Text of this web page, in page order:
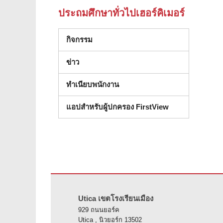
ประถมศึกษาทั่วไปเฮอร์คิเมอร์
กิจกรรม
ข่าว
ทําเนียบพนักงาน
แอปสำหรับผู้ปกครอง FirstView
Utica เขตโรงเรียนเมือง
929 ถนนยอร์ค
Utica , นิวยอร์ก 13502